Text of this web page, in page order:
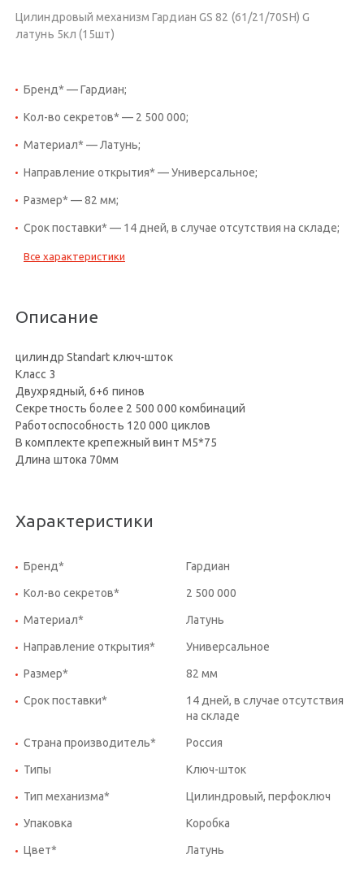
Цилиндровый механизм Гардиан GS 82 (61/21/70SH) G
латунь 5кл (15шт)
Бренд* — Гардиан;
Кол-во секретов* — 2 500 000;
Материал* — Латунь;
Направление открытия* — Универсальное;
Размер* — 82 мм;
Срок поставки* — 14 дней, в случае отсутствия на складе;
Все характеристики
Описание
цилиндр Standart ключ-шток
Класс 3
Двухрядный, 6+6 пинов
Секретность более 2 500 000 комбинаций
Работоспособность 120 000 циклов
В комплекте крепежный винт М5*75
Длина штока 70мм
Характеристики
Бренд* Гардиан
Кол-во секретов* 2 500 000
Материал* Латунь
Направление открытия* Универсальное
Размер* 82 мм
Срок поставки*
14 дней, в случае отсутствия
на складе
Страна производитель* Россия
Типы Ключ-шток
Тип механизма* Цилиндровый, перфоключ
Упаковка Коробка
Цвет* Латунь